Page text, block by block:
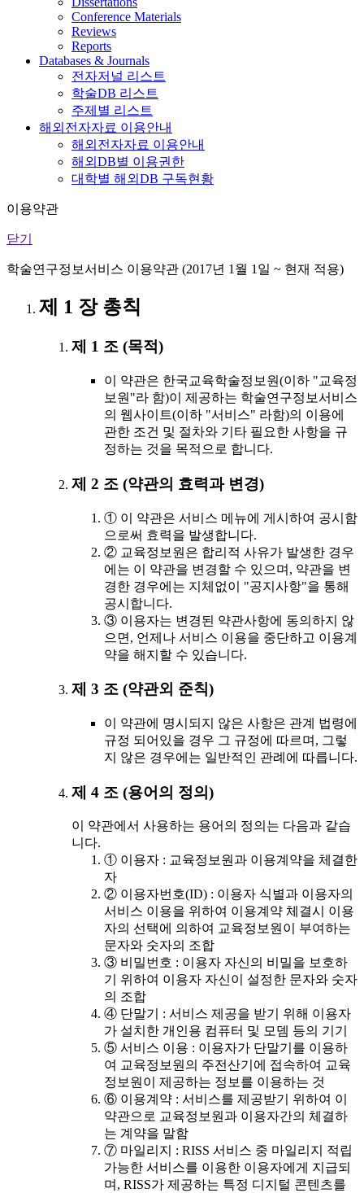
Conference Materials
Reviews
Reports
Databases & Journals
전자저널 리스트
학술DB 리스트
주제별 리스트
해외전자자료 이용안내
해외전자자료 이용안내
해외DB별 이용권한
대학별 해외DB 구독현황
이용약관
닫기
학술연구정보서비스 이용약관 (2017년 1월 1일 ~ 현재 적용)
제 1 장 총칙
제 1 조 (목적)
이 약관은 한국교육학술정보원(이하 "교육정
보원"라 함)이 제공하는 학술연구정보서비스
의 웹사이트(이하 "서비스" 라함)의 이용에
관한 조건 및 절차와 기타 필요한 사항을 규
정하는 것을 목적으로 합니다.
제 2 조 (약관의 효력과 변경)
① 이 약관은 서비스 메뉴에 게시하여 공시함
으로써 효력을 발생합니다.
② 교육정보원은 합리적 사유가 발생한 경우
에는 이 약관을 변경할 수 있으며, 약관을 변
경한 경우에는 지체없이 "공지사항"을 통해
공시합니다.
③ 이용자는 변경된 약관사항에 동의하지 않
으면, 언제나 서비스 이용을 중단하고 이용계
약을 해지할 수 있습니다.
제 3 조 (약관외 준칙)
이 약관에 명시되지 않은 사항은 관계 법령에
규정 되어있을 경우 그 규정에 따르며, 그렇
지 않은 경우에는 일반적인 관례에 따릅니다.
제 4 조 (용어의 정의)
이 약관에서 사용하는 용어의 정의는 다음과 같습
니다.
① 이용자 : 교육정보원과 이용계약을 체결한
자
② 이용자번호(ID) : 이용자 식별과 이용자의
서비스 이용을 위하여 이용계약 체결시 이용
자의 선택에 의하여 교육정보원이 부여하는
문자와 숫자의 조합
③ 비밀번호 : 이용자 자신의 비밀을 보호하
기 위하여 이용자 자신이 설정한 문자와 숫자
의 조합
④ 단말기 : 서비스 제공을 받기 위해 이용자
가 설치한 개인용 컴퓨터 및 모뎀 등의 기기
⑤ 서비스 이용 : 이용자가 단말기를 이용하
여 교육정보원의 주전산기에 접속하여 교육
정보원이 제공하는 정보를 이용하는 것
⑥ 이용계약 : 서비스를 제공받기 위하여 이
약관으로 교육정보원과 이용자간의 체결하
는 계약을 말함
⑦ 마일리지 : RISS 서비스 중 마일리지 적립
가능한 서비스를 이용한 이용자에게 지급되
며, RISS가 제공하는 특정 디지털 콘텐츠를